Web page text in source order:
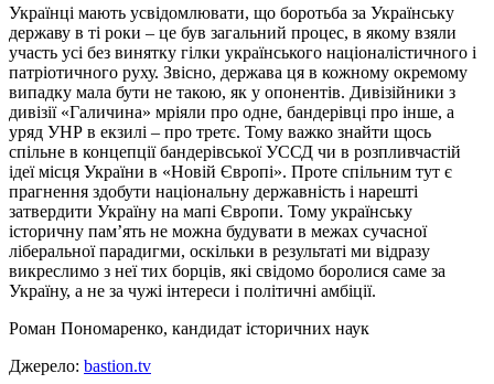
Українці мають усвідомлювати, що боротьба за Українську
державу в ті роки – це був загальний процес, в якому взяли
участь усі без винятку гілки українського націоналістичного і
патріотичного руху. Звісно, держава ця в кожному окремому
випадку мала бути не такою, як у опонентів. Дивізійники з
дивізії «Галичина» мріяли про одне, бандерівці про інше, а
уряд УНР в екзилі – про третє. Тому важко знайти щось
спільне в концепції бандерівської УССД чи в розпливчастій
ідеї місця України в «Новій Європі». Проте спільним тут є
прагнення здобути національну державність і нарешті
затвердити Україну на мапі Європи. Тому українську
історичну пам’ять не можна будувати в межах сучасної
ліберальної парадигми, оскільки в результаті ми відразу
викреслимо з неї тих борців, які свідомо боролися саме за
Україну, а не за чужі інтереси і політичні амбіції.
Роман Пономаренко, кандидат історичних наук
Джерело: bastion.tv